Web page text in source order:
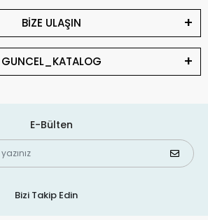
BİZE ULAŞIN
GUNCEL_KATALOG
E-Bülten
Bizi Takip Edin